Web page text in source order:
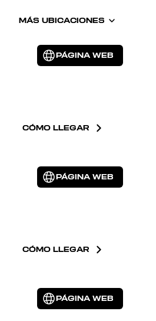
MÁS UBICACIONES
PÁGINA WEB
CÓMO LLEGAR
PÁGINA WEB
CÓMO LLEGAR
PÁGINA WEB